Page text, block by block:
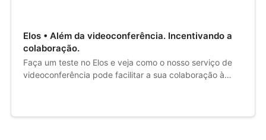
Elos • Além da videoconferência. Incentivando a
colaboração.
Faça um teste no Elos e veja como o nosso serviço de
videoconferência pode facilitar a sua colaboração à